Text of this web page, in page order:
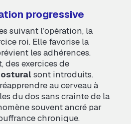
progressive
suivant l’opération, la
roi. Elle favorise la
les adhérences.
des exercices de
sont introduits.
au cerveau à
du dos sans crainte de la
souvent ancré par
chronique.